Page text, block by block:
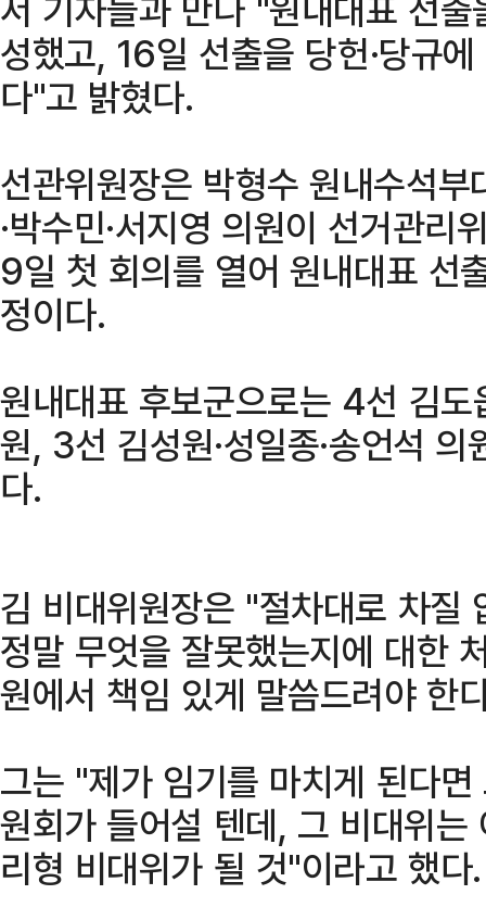
성했고, 16일 선출을 당헌·당규
다"고 밝혔다.
선관위원장은 박형수 원내수석
·박수민·서지영 의원이 선거관
9일 첫 회의를 열어 원내대표 선
정이다.
원내대표 후보군으로는 4선 김도
원, 3선 김성원·성일종·송언석
다.
김 비대위원장은 "절차대로 차질
정말 무엇을 잘못했는지에 대한
원에서 책임 있게 말씀드려야 한
그는 "제가 임기를 마치게 된다
원회가 들어설 텐데, 그 비대위
리형 비대위가 될 것"이라고 했다.